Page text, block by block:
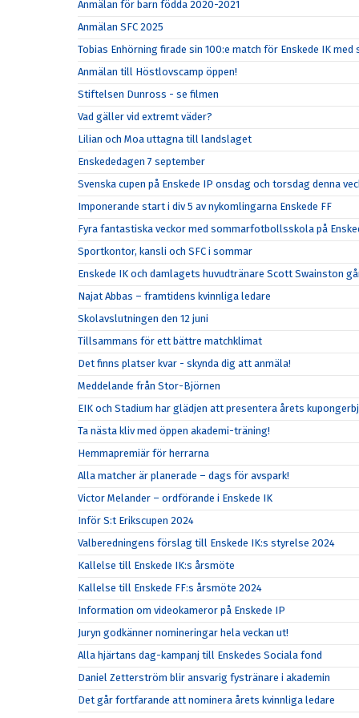
Anmälan för barn födda 2020-2021
Anmälan SFC 2025
Tobias Enhörning firade sin 100:e match för Enskede IK med
Anmälan till Höstlovscamp öppen!
Stiftelsen Dunross - se filmen
Vad gäller vid extremt väder?
Lilian och Moa uttagna till landslaget
Enskededagen 7 september
Svenska cupen på Enskede IP onsdag och torsdag denna
Imponerande start i div 5 av nykomlingarna Enskede FF
Fyra fantastiska veckor med sommarfotbollsskola på
Sportkontor, kansli och SFC i sommar
Enskede IK och damlagets huvudtränare Scott Swainston
Najat Abbas – framtidens kvinnliga ledare
Skolavslutningen den 12 juni
Tillsammans för ett bättre matchklimat
Det finns platser kvar - skynda dig att anmäla!
Meddelande från Stor-Björnen
EIK och Stadium har glädjen att presentera årets
Ta nästa kliv med öppen akademi-träning!
Hemmapremiär för herrarna
Alla matcher är planerade – dags för avspark!
Victor Melander – ordförande i Enskede IK
Inför S:t Erikscupen 2024
Valberedningens förslag till Enskede IK:s styrelse 2024
Kallelse till Enskede IK:s årsmöte
Kallelse till Enskede FF:s årsmöte 2024
Information om videokameror på Enskede IP
Juryn godkänner nomineringar hela veckan ut!
Alla hjärtans dag-kampanj till Enskedes Sociala fond
Daniel Zetterström blir ansvarig fystränare i akademin
Det går fortfarande att nominera årets kvinnliga ledare